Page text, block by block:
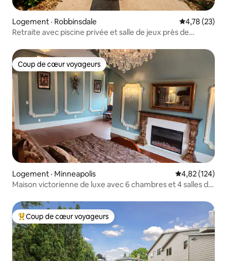
Logement · Robbinsdale Note
4,78 (23)
Retraite avec piscine privée et salle de jeux près de
Coup de cœur voyageurs
Coup de cœur voyageurs
Logement · Minneapolis Note
4,82 (124)
Maison victorienne de luxe avec 6 chambres et 4 salles de
Coup de cœur voyageurs parmi les plus aimés
Coup de cœur voyageurs